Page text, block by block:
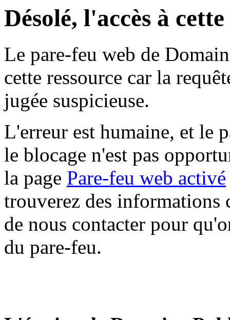
Désolé, l'accès à
Le pare-feu web de
cette ressource car la
jugée suspicieuse.
L'erreur est humaine, et le
le blocage n'est pas
la page Pare-feu web activé
trouverez des informations
de nous contacter pour
du pare-feu.